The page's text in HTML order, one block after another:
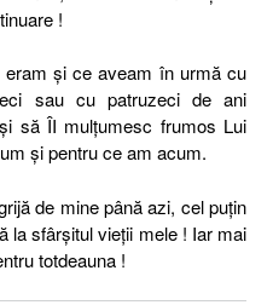
!
și ce aveam în urmă cu
sau cu patruzeci de ani
să ÎI mulțumesc frumos Lui
și pentru ce am acum.
de mine până azi, cel puțin
la sfârșitul vieții mele ! Iar mai
totdeauna !